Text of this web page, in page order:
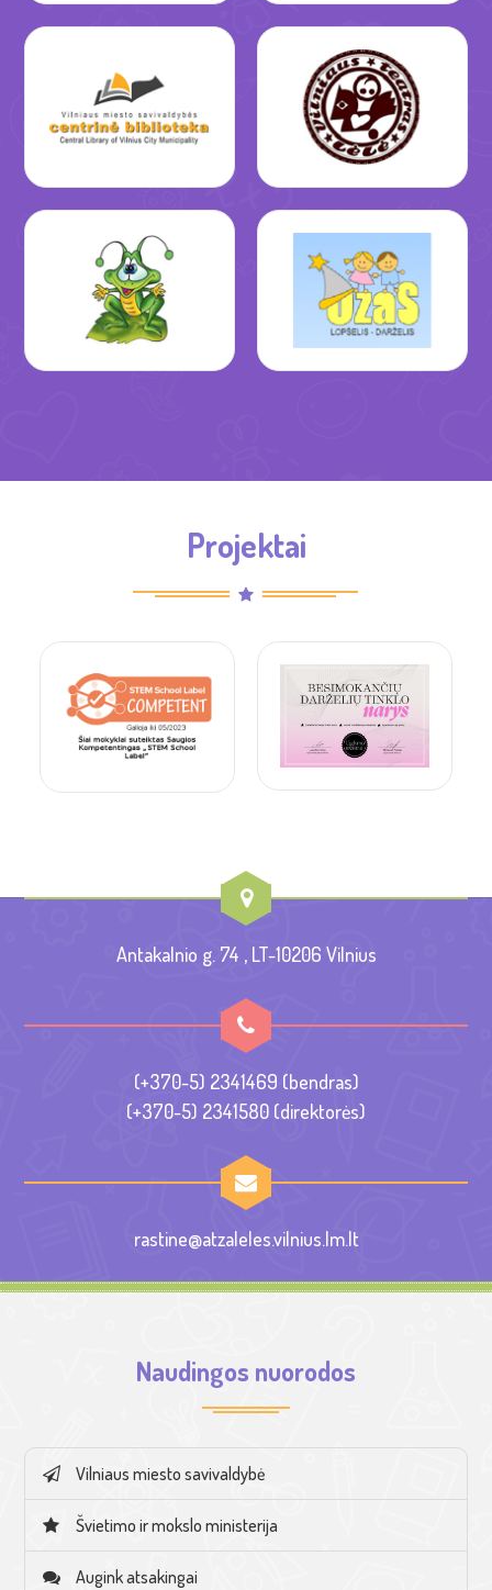
Projektai
Antakalnio g. 74 , LT-10206 Vilnius
(+370-5) 2341469 (bendras)
(+370-5) 2341580 (direktorės)
rastine@atzaleles.vilnius.lm.lt
Naudingos nuorodos
Vilniaus miesto savivaldybė
Švietimo ir mokslo ministerija
Augink atsakingai